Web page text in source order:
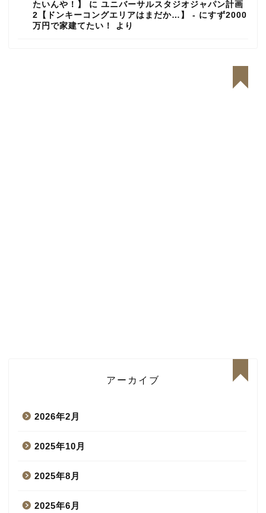
たいんや！】 に ユニバーサルスタジオジャパン計画
2【ドンキーコングエリアはまだか…】 - にすず2000
万円で家建てたい！
より
アーカイブ
2026年2月
2025年10月
2025年8月
2025年6月